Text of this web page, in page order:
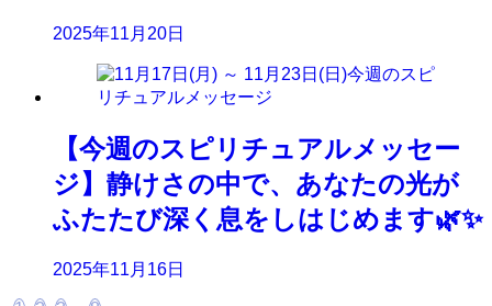
2025年11月20日
【今週のスピリチュアルメッセー
ジ】静けさの中で、あなたの光が
ふたたび深く息をしはじめます🌿✨
2025年11月16日